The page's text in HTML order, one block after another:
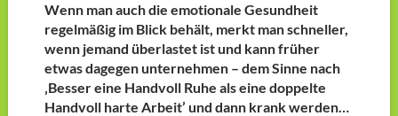
Wenn man auch die emotionale Gesundheit
regelmäßig im Blick behält, merkt man schneller,
wenn jemand überlastet ist und kann früher
etwas dagegen unternehmen – dem Sinne nach
‚Besser eine Handvoll Ruhe als eine doppelte
Handvoll harte Arbeit’ und dann krank werden…